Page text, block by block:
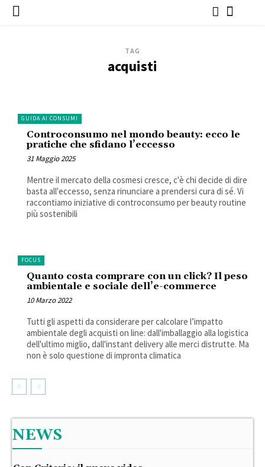
TAG
acquisti
GUIDA AI CONSUMI
Controconsumo nel mondo beauty: ecco le
pratiche che sfidano l’eccesso
31 Maggio 2025
Mentre il mercato della cosmesi cresce, c'è chi decide di dire
basta all'eccesso, senza rinunciare a prendersi cura di sé. Vi
raccontiamo iniziative di controconsumo per beauty routine
più sostenibili
FOCUS
Quanto costa comprare con un click? Il peso
ambientale e sociale dell’e-commerce
10 Marzo 2022
Tutti gli aspetti da considerare per calcolare l’impatto
ambientale degli acquisti on line: dall'imballaggio alla logistica
dell'ultimo miglio, dall'instant delivery alle merci distrutte. Ma
non è solo questione di impronta climatica
NEWS